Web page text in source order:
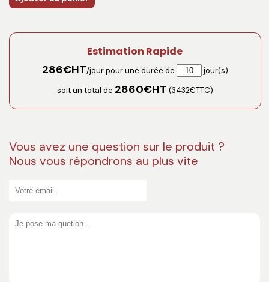
Estimation Rapide
286€HT/jour pour une durée de
jour(s)
soit un total de 2860€HT (3432€TTC)
Vous avez une question sur le produit ?
Nous vous répondrons au plus vite